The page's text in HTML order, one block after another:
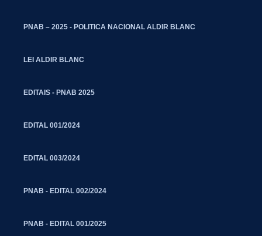
PNAB – 2025 - POLITICA NACIONAL ALDIR BLANC
LEI ALDIR BLANC
EDITAIS - PNAB 2025
EDITAL 001/2024
EDITAL 003/2024
PNAB - EDITAL 002/2024
PNAB - EDITAL 001/2025